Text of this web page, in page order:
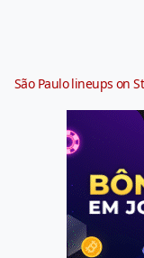
São Paulo lineups on